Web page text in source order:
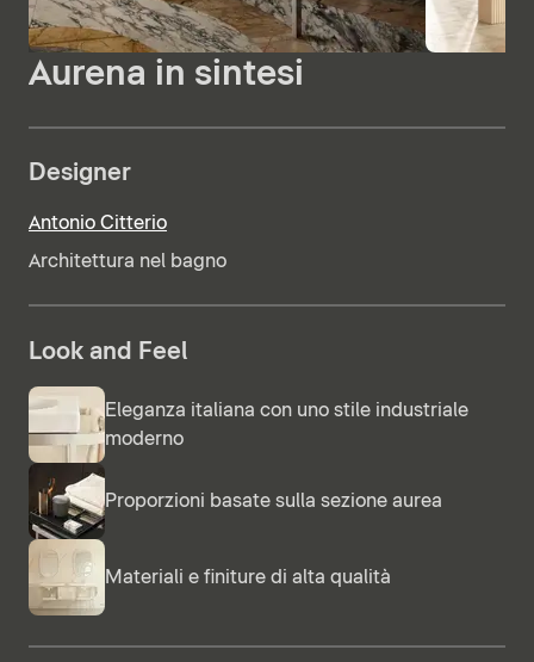
Aurena in sintesi
Designer
Antonio Citterio
Architettura nel bagno
Look and Feel
Eleganza italiana con uno stile industriale
moderno
Proporzioni basate sulla sezione aurea
Materiali e finiture di alta qualità